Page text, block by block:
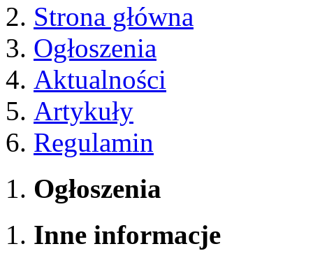
Strona główna
Ogłoszenia
Aktualności
Artykuły
Regulamin
Ogłoszenia
Inne informacje